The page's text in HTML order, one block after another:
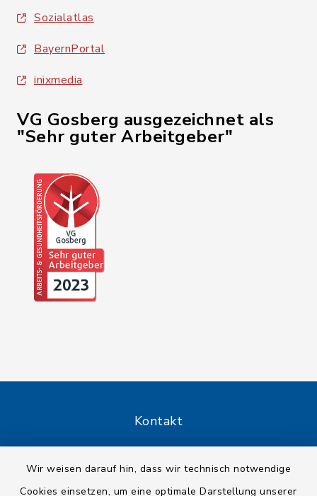
Wir weisen darauf hin, dass wir technisch notwendige
Cookies einsetzen, um eine optimale Darstellung unserer
Sozialatlas
BayernPortal
inixmedia
VG Gosberg ausgezeichnet als
"Sehr guter Arbeitgeber"
Kontakt